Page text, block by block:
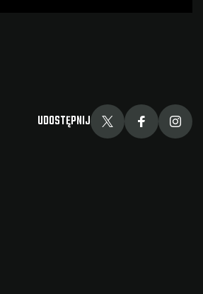
UDOSTĘPNIJ